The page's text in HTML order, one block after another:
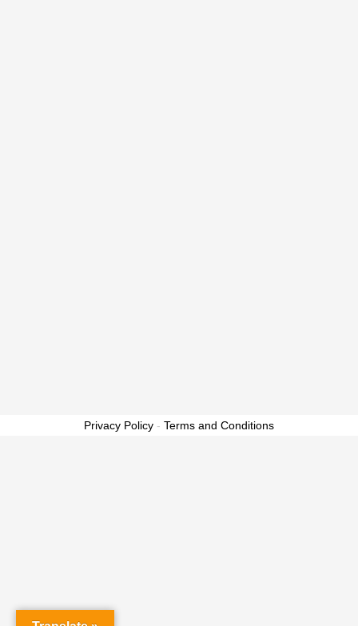
Privacy Policy - Terms and Conditions